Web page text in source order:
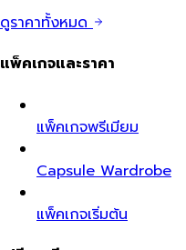
ดูราคาทั้งหมด
แพ็คเกจและราคา
แพ็คเกจพรีเมียม
Capsule Wardrobe
แพ็คเกจเริ่มต้น